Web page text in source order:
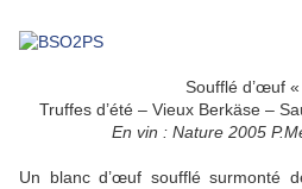
Soufflé d’œuf
Truffes d’été – Vieux Berkäse –
En vin : Nature 2005
Un blanc d’œuf soufflé surmonté